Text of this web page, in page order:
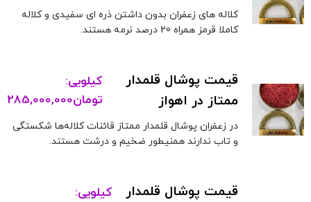
کلاله های زعفران بدون داشتن ذره ای سفیدی و کلاله
کاملا قرمز همراه 20 درصد نرمه هستند.
قیمت پوشال قلمدار
ممتاز در اهواز
کیلویی:
تومان285,000,000
در زعفران پوشال قلمدار ممتاز قائنات کلاله‌ها شکستگی
و تاب ندارند همنیطور ضخیم و درشت هستند.
قیمت پوشال قلمدار
کیلویی: